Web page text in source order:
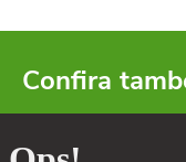
Confira